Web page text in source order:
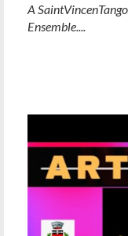
A
Ensemble....